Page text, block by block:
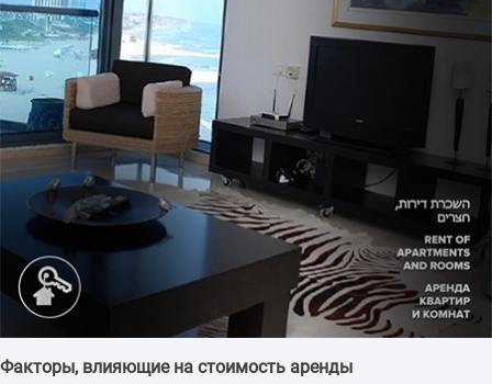
Факторы, влияющие на стоимость аренды